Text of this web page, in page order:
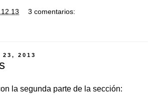
3 comentarios:
2013
la segunda parte de la sección: